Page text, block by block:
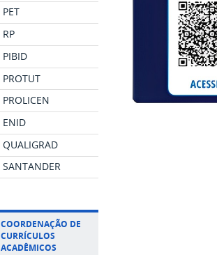
PET
RP
PIBID
PROTUT
PROLICEN
ENID
QUALIGRAD
SANTANDER
COORDENAÇÃO DE
CURRÍCULOS
ACADÊMICOS